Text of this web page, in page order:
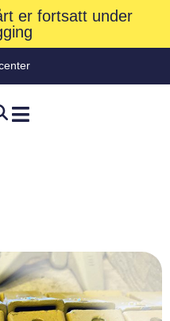
er fortsatt under